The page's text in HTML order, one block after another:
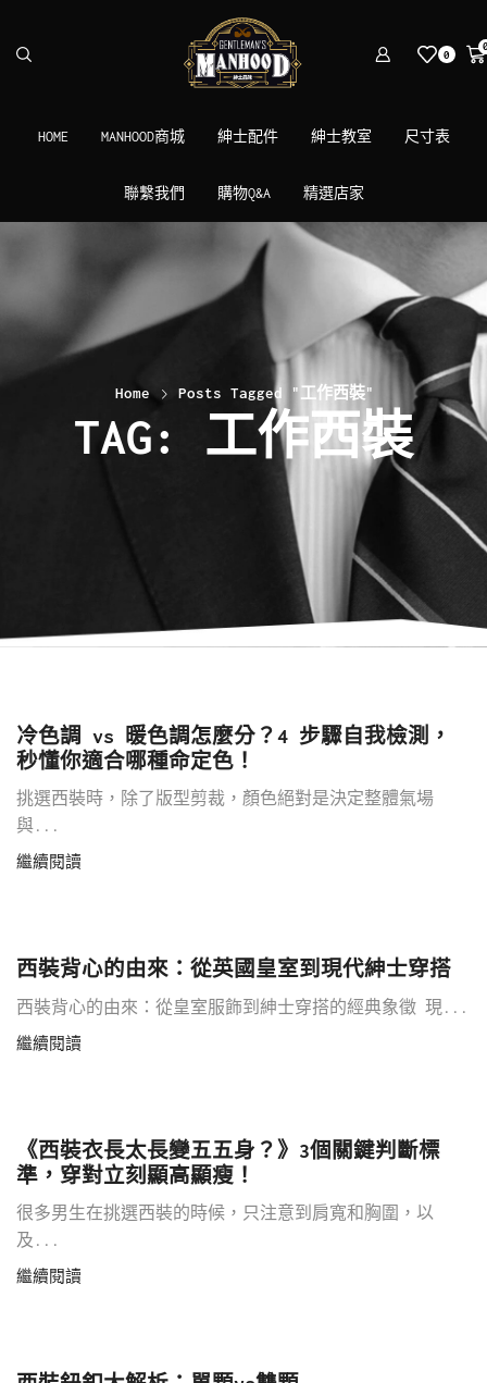
0
HOME MANHOOD商城 紳士配件 紳士教室 尺寸表
聯繫我們 購物Q&A 精選店家
Home Posts Tagged "工作西裝"
TAG: 工作西裝
冷色調 vs 暖色調怎麼分？4 步驟自我檢測，
秒懂你適合哪種命定色！
挑選西裝時，除了版型剪裁，顏色絕對是決定整體氣場
與...
繼續閱讀
西裝背心的由來：從英國皇室到現代紳士穿搭
西裝背心的由來：從皇室服飾到紳士穿搭的經典象徵 現...
繼續閱讀
《西裝衣長太長變五五身？》3個關鍵判斷標
準，穿對立刻顯高顯瘦！
很多男生在挑選西裝的時候，只注意到肩寬和胸圍，以
及...
繼續閱讀